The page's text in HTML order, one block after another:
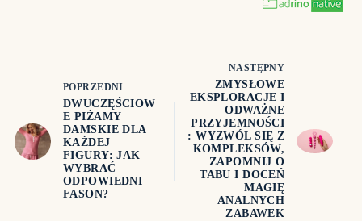
POPRZEDNI
DWUCZĘŚCIOW
E PIŻAMY
DAMSKIE DLA
KAŻDEJ
FIGURY: JAK
WYBRAĆ
ODPOWIEDNI
FASON?
NASTĘPNY
ZMYSŁOWE
EKSPLORACJE I
ODWAŻNE
PRZYJEMNOŚCI
: WYZWÓL SIĘ Z
KOMPLEKSÓW,
ZAPOMNIJ O
TABU I DOCEŃ
MAGIĘ
ANALNYCH
ZABAWEK